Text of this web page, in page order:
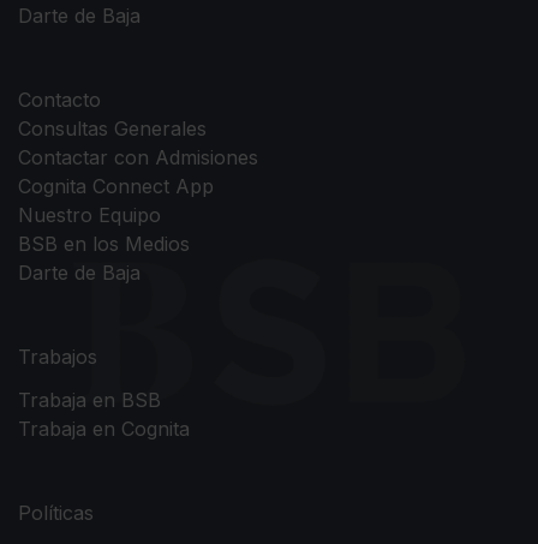
Darte de Baja
Contacto
Consultas Generales
Contactar con Admisiones
Cognita Connect App
Nuestro Equipo
BSB en los Medios
Darte de Baja
Trabajos
Trabaja en BSB
Trabaja en Cognita
Políticas